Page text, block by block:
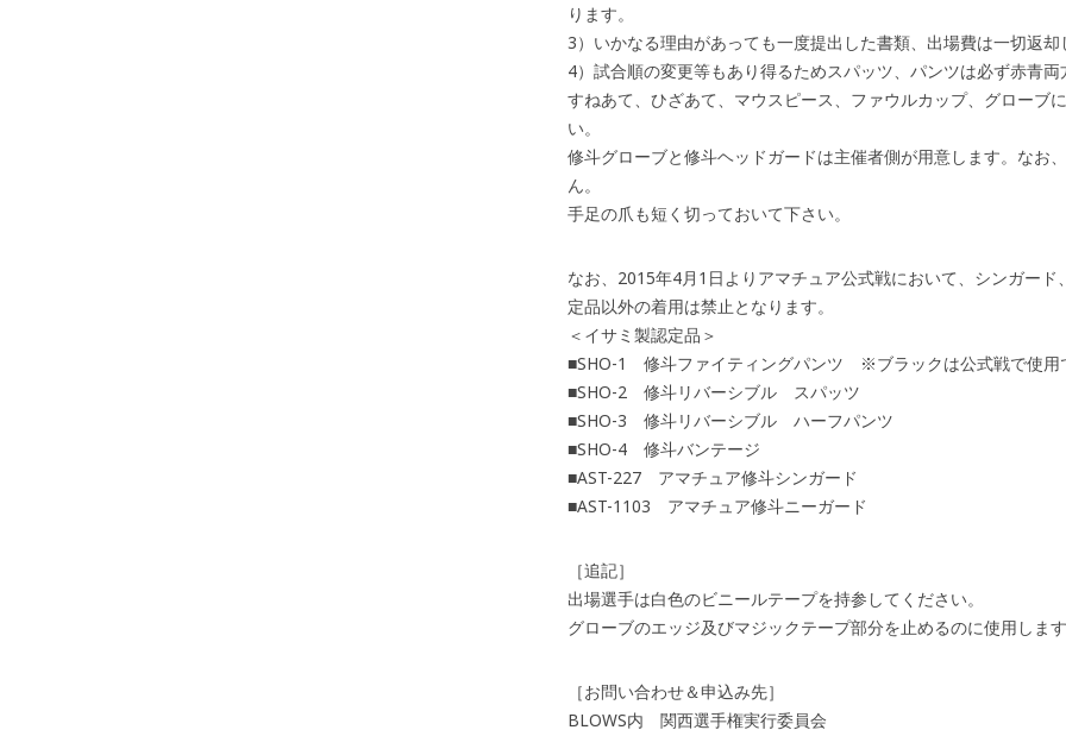
ります。
3）いかなる理由があっても一度提出した書類、出場費は一切返却
4）試合順の変更等もあり得るためスパッツ、パンツは必ず赤青
すねあて、ひざあて、マウスピース、ファウルカップ、グローブ
い。
修斗グローブと修斗ヘッドガードは主催者側が用意します。なお
ん。
手足の爪も短く切っておいて下さい。
なお、2015年4月1日よりアマチュア公式戦において、シンガー
定品以外の着用は禁止となります。
＜イサミ製認定品＞
■SHO-1 修斗ファイティングパンツ ※ブラックは公式戦で使用
■SHO-2 修斗リバーシブル スパッツ
■SHO-3 修斗リバーシブル ハーフパンツ
■SHO-4 修斗バンテージ
■AST-227 アマチュア修斗シンガード
■AST-1103 アマチュア修斗ニーガード
［追記］
出場選手は白色のビニールテープを持参してください。
グローブのエッジ及びマジックテープ部分を止めるのに使用しま
［お問い合わせ＆申込み先］
BLOWS内 関西選手権実行委員会